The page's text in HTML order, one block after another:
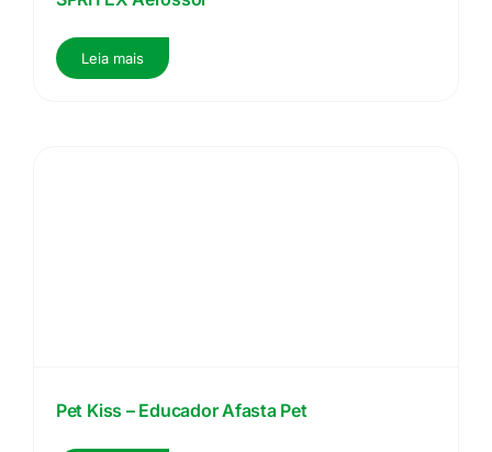
Leia mais
Pet Kiss – Educador Afasta Pet